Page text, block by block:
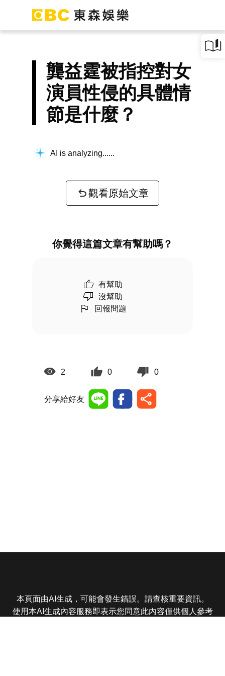
龔益霆被指控對女
演員性侵的具體情
節是什麼？
AI is analyzing...
觀看原始文章
你覺得這篇文章有幫助嗎？
有幫助
沒幫助
回報問題
2 0 0
分享給好友
本頁面由AI生成，可能會發生錯誤。請查核重要資訊。
使用本AI生成內容服務即表示您同意此內容僅供個人參考